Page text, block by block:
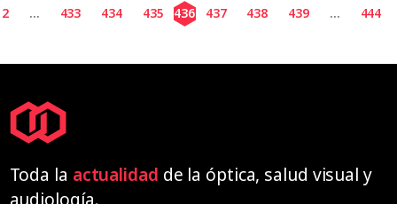
2 ... 433 434 435 436 437 438 439 ... 444
Toda la actualidad de la óptica, salud visual y